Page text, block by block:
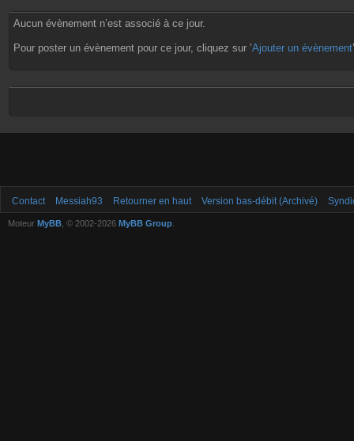
Aucun évènement n’est associé à ce jour.
Pour poster un évènement pour ce jour, cliquez sur ’Ajouter un évènement
Contact Messiah93 Retourner en haut Version bas-débit (Archivé)
Moteur MyBB , © 2002-2026 MyBB Group